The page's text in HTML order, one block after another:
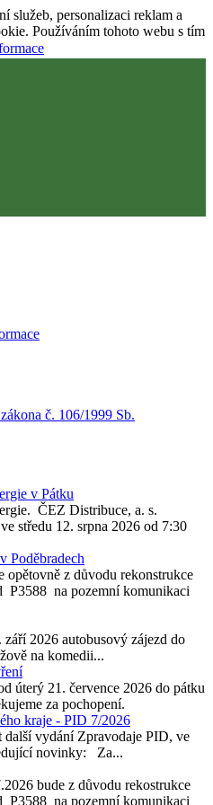
služeb, personalizaci reklam a
Používáním tohoto webu s tím
č. 106/1999 Sb.
v Pátku
ČEZ Distribuce, a. s.
středu 12. srpna 2026 od 7:30
Poděbradech
opětovně z důvodu rekonstrukce
P3588 na pozemní komunikaci
září 2026 autobusový zájezd do
na komedii...
úterý 21. července 2026 do pátku
za pochopení.
kraje - PID 7/2026
vydání Zpravodaje PID, ve
novinky: Za...
bude z důvodu rekostrukce
P3588 na pozemní komunikaci